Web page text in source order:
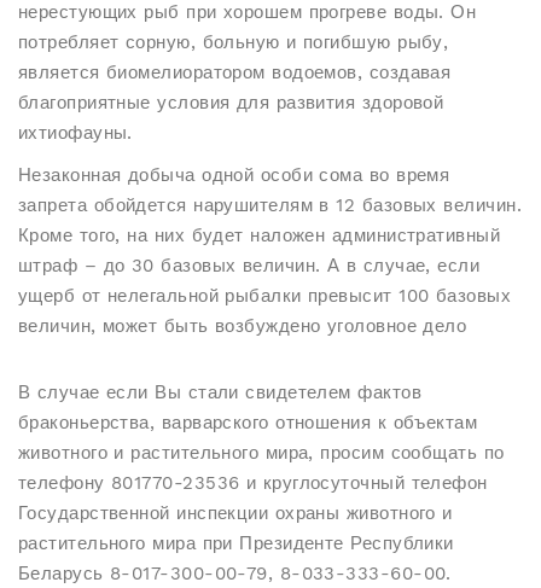
нерестующих рыб при хорошем прогреве воды. Он
потребляет сорную, больную и погибшую рыбу,
является биомелиоратором водоемов, создавая
благоприятные условия для развития здоровой
ихтиофауны.
Незаконная добыча одной особи сома во время
запрета обойдется нарушителям в 12 базовых величин.
Кроме того, на них будет наложен административный
штраф – до 30 базовых величин. А в случае, если
ущерб от нелегальной рыбалки превысит 100 базовых
величин, может быть возбуждено уголовное дело
В случае если Вы стали свидетелем фактов
браконьерства, варварского отношения к объектам
животного и растительного мира, просим сообщать по
телефону 801770-23536 и круглосуточный телефон
Государственной инспекции охраны животного и
растительного мира при Президенте Республики
Беларусь 8-017-300-00-79, 8-033-333-60-00.